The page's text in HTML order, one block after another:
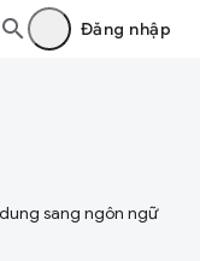
Đăng nhập
sang ngôn ngữ